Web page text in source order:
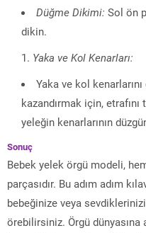
Düğme Dikimi: Sol ön
dikin.
Yaka ve Kol Kenarları:
Yaka ve kol
kazandırmak için,
yeleğin kenarlarının
Sonuç
Bebek yelek örgü modeli,
parçasıdır. Bu adım adım
bebeğinize veya
örebilirsiniz. Örgü dünyasına